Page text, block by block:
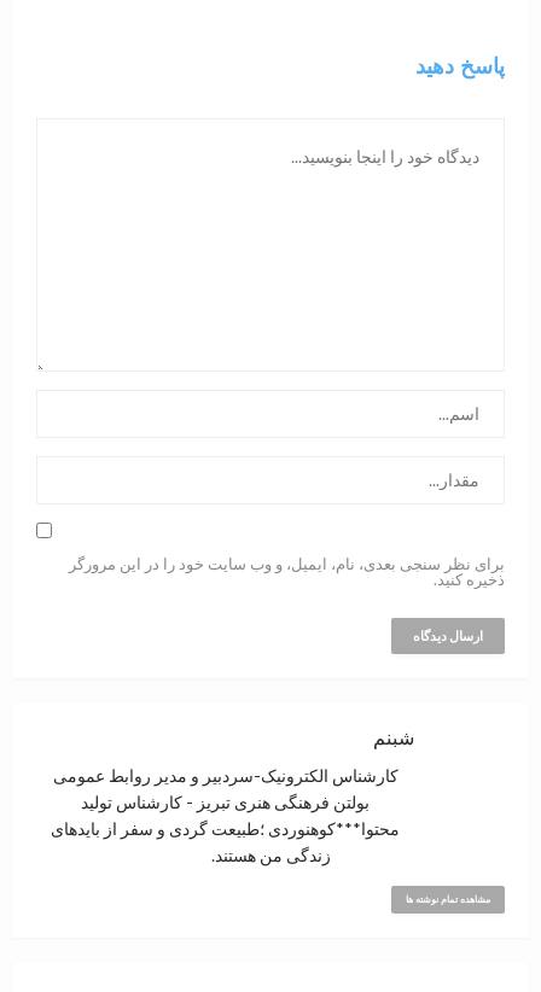
پاسخ دهید
برای نظر سنجی بعدی، نام، ایمیل، و وب سایت خود را در این مرورگر
ذخیره کنید.
شبنم
کارشناس الکترونیک-سردبیر و مدیر روابط عمومی
بولتن فرهنگی هنری تبریز - کارشناس تولید
محتوا***کوهنوردی ؛‌طبیعت گردی و سفر از بایدهای
زندگی من هستند.
مشاهده تمام نوشته ها